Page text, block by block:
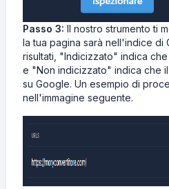
Passo 3: Il nostro strumento ti
la tua pagina sarà nell'indice di
risultati, "Indicizzato" indica
e "Non indicizzato" indica che
su Google. Un esempio di
nell'immagine seguente.